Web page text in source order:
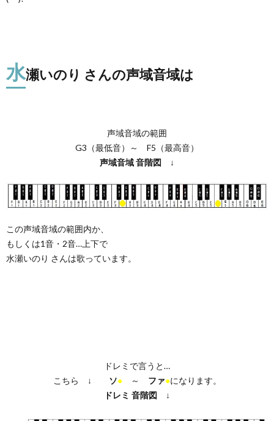
水瀬いのり さんの声域音域は
声域音域の範囲
G3（最低音）～ F5（最高音）
声域音域音階図 ↓
この声域音域の範囲内か、
もしくは1音・2音…上下で
水瀬いのり さんは歌っています。
ドレミで言うと…
こちら ↓
ソ●～ ファ●になります。
ドレミ 音階図 ↓